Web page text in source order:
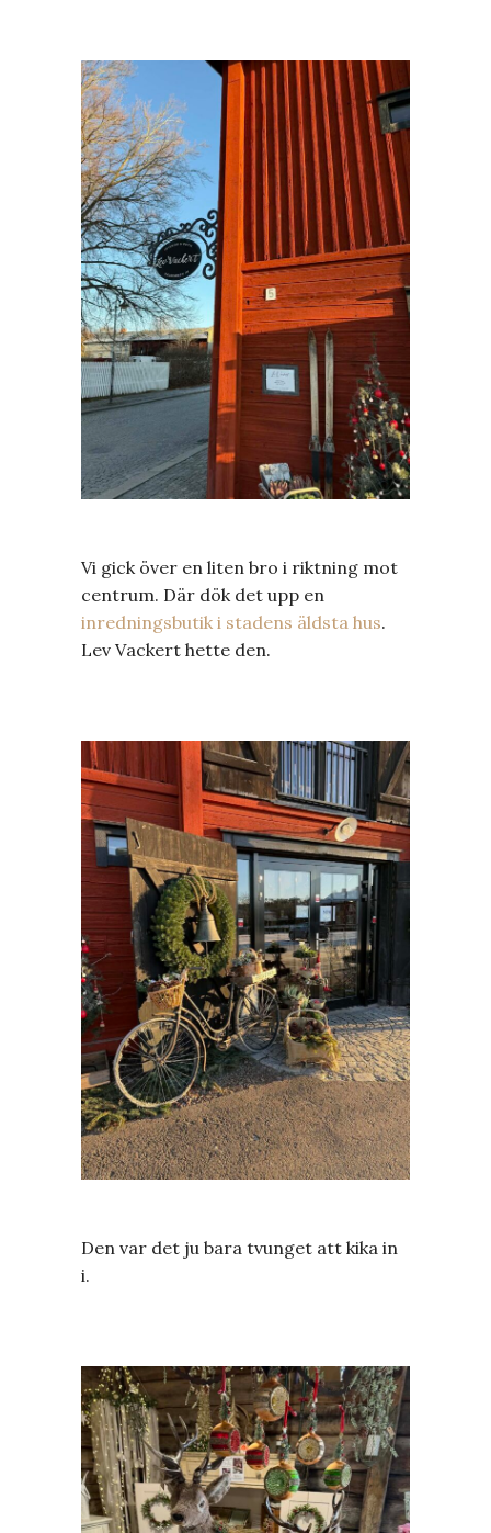
Vi gick över en liten bro i riktning mot
centrum. Där dök det upp en
inredningsbutik i stadens äldsta hus.
Lev Vackert hette den.
Den var det ju bara tvunget att kika in
i.